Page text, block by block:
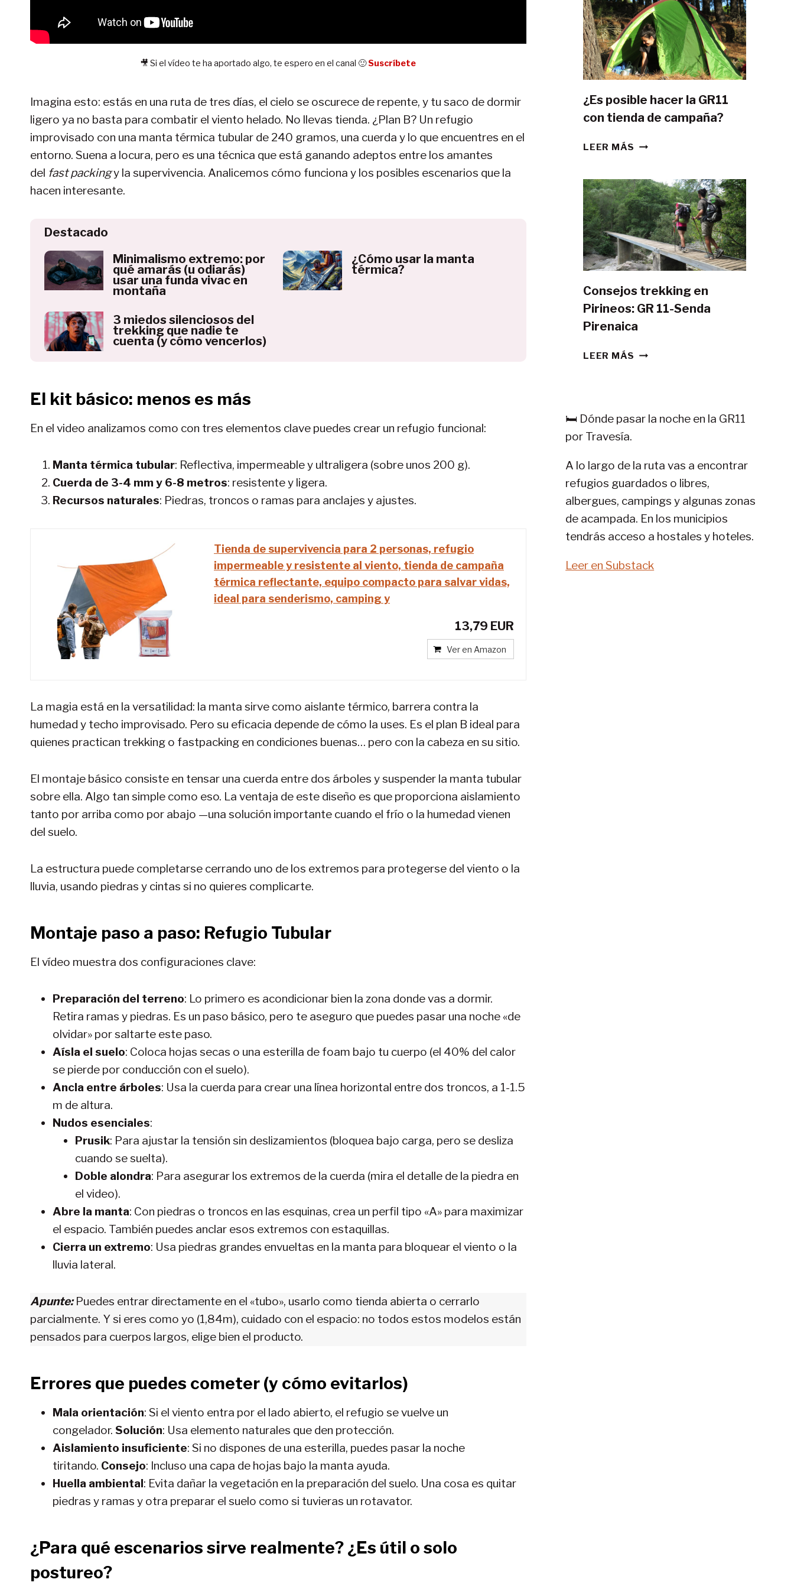
🎥 Si el vídeo te ha aportado algo, te espero en el canal 🙂Suscríbete
Imagina esto: estás en una ruta de tres días, el cielo se oscurece de repente, y tu saco de dormir
ligero ya no basta para combatir el viento helado. No llevas tienda. ¿Plan B? Un refugio
improvisado con una manta térmica tubular de 240 gramos, una cuerda y lo que encuentres en el
entorno. Suena a locura, pero es una técnica que está ganando adeptos entre los amantes
del fast packingy la supervivencia. Analicemos cómo funciona y los posibles escenarios que la
hacen interesante.
Destacado
Minimalismo extremo: por
qué amarás (u odiarás)
usar una funda vivac en
montaña
¿Cómo usar la manta
térmica?
3 miedos silenciosos del
trekking que nadie te
cuenta (y cómo vencerlos)
El kit básico: menos es más
En el video analizamos como con tres elementos clave puedes crear un refugio funcional:
Manta térmica tubular: Reflectiva, impermeable y ultraligera (sobre unos 200 g).
Cuerda de 3-4 mm y 6-8 metros: resistente y ligera.
Recursos naturales: Piedras, troncos o ramas para anclajes y ajustes.
Tienda de supervivencia para 2 personas, refugio
impermeable y resistente al viento, tienda de campaña
térmica reflectante, equipo compacto para salvar vidas,
ideal para senderismo, camping y
13,79 EUR
Ver en Amazon
La magia está en la versatilidad: la manta sirve como aislante térmico, barrera contra la
humedad y techo improvisado. Pero su eficacia depende de cómo la uses. Es el plan B ideal para
quienes practican trekking o fastpacking en condiciones buenas… pero con la cabeza en su sitio.
El montaje básico consiste en tensar una cuerda entre dos árboles y suspender la manta tubular
sobre ella. Algo tan simple como eso. La ventaja de este diseño es que proporciona aislamiento
tanto por arriba como por abajo —una solución importante cuando el frío o la humedad vienen
del suelo.
La estructura puede completarse cerrando uno de los extremos para protegerse del viento o la
lluvia, usando piedras y cintas si no quieres complicarte.
Montaje paso a paso: Refugio Tubular
El vídeo muestra dos configuraciones clave:
Preparación del terreno: Lo primero es acondicionar bien la zona donde vas a dormir.
Retira ramas y piedras. Es un paso básico, pero te aseguro que puedes pasar una noche «de
olvidar» por saltarte este paso.
Aísla el suelo: Coloca hojas secas o una esterilla de foam bajo tu cuerpo (el 40% del calor
se pierde por conducción con el suelo).
Ancla entre árboles: Usa la cuerda para crear una línea horizontal entre dos troncos, a 1-1.5
m de altura.
Nudos esenciales:
Prusik: Para ajustar la tensión sin deslizamientos (bloquea bajo carga, pero se desliza
cuando se suelta).
Doble alondra: Para asegurar los extremos de la cuerda (mira el detalle de la piedra en
el video).
Abre la manta: Con piedras o troncos en las esquinas, crea un perfil tipo «A» para maximizar
el espacio. También puedes anclar esos extremos con estaquillas.
Cierra un extremo: Usa piedras grandes envueltas en la manta para bloquear el viento o la
lluvia lateral.
Apunte:Puedes entrar directamente en el «tubo», usarlo como tienda abierta o cerrarlo
parcialmente. Y si eres como yo (1,84m), cuidado con el espacio: no todos estos modelos están
pensados para cuerpos largos, elige bien el producto.
Errores que puedes cometer (y cómo evitarlos)
Mala orientación: Si el viento entra por el lado abierto, el refugio se vuelve un
congelador. Solución: Usa elemento naturales que den protección.
Aislamiento insuficiente: Si no dispones de una esterilla, puedes pasar la noche
tiritando. Consejo: Incluso una capa de hojas bajo la manta ayuda.
Huella ambiental: Evita dañar la vegetación en la preparación del suelo. Una cosa es quitar
piedras y ramas y otra preparar el suelo como si tuvieras un rotavator.
¿Para qué escenarios sirve realmente? ¿Es útil o solo
postureo?
¿Es posible hacer la GR11
con tienda de campaña?
LEER MÁS ¿ES
LA
GR11
CON
TIENDA
DE
CAMPAÑA?
Consejos trekking en
Pirineos: GR 11-Senda
Pirenaica
LEER MÁS CONSEJOS
11-
🛏️ Dónde pasar la noche en la GR11
por Travesía.
A lo largo de la ruta vas a encontrar
refugios guardados o libres,
albergues, campings y algunas zonas
de acampada. En los municipios
tendrás acceso a hostales y hoteles.
Leer en Substack